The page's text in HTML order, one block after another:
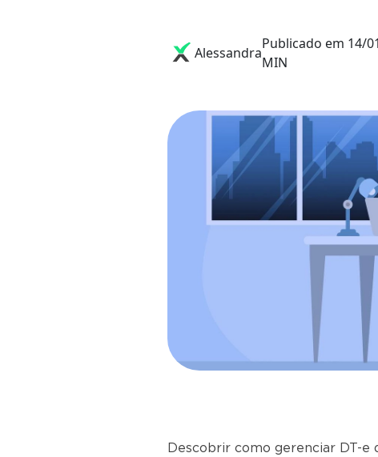
Alessandra
Publicado em 14/
MIN
Descobrir como gerenciar DT-